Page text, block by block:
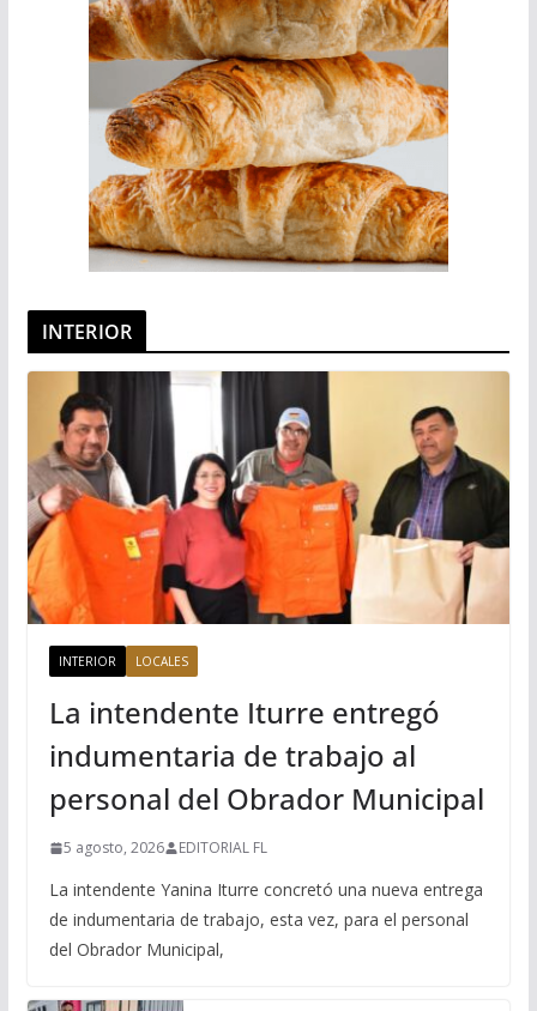
INTERIOR
INTERIOR LOCALES
La intendente Iturre entregó
indumentaria de trabajo al
personal del Obrador Municipal
5 agosto, 2026 EDITORIAL FL
La intendente Yanina Iturre concretó una nueva entrega
de indumentaria de trabajo, esta vez, para el personal
del Obrador Municipal,